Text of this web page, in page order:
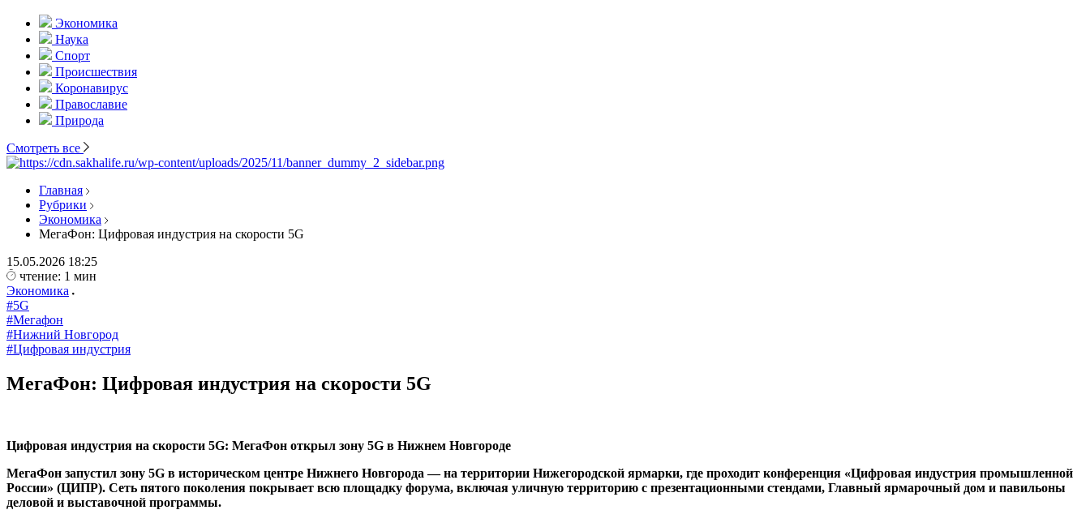
Экономика
Наука
Спорт
Происшествия
Коронавирус
Православие
Природа
Смотреть все
Главная
Рубрики
Экономика
МегаФон: Цифровая индустрия на скорости 5G
15.05.2026 18:25
чтение: 1 мин
Экономика
#5G
#Мегафон
#Нижний Новгород
#Цифровая индустрия
МегаФон: Цифровая индустрия на скорости 5G
Цифровая индустрия на скорости 5G: МегаФон открыл зону 5G в Нижнем Новгороде
МегаФон запустил зону 5G в историческом центре Нижнего Новгорода — на территории Нижегородской ярмарки, где проходит конференция «Цифровая индустрия промышленной
России» (ЦИПР). Сеть пятого поколения покрывает всю площадку форума, включая уличную территорию с презентационными стендами, Главный ярмарочный дом и павильоны
деловой и выставочной программы.